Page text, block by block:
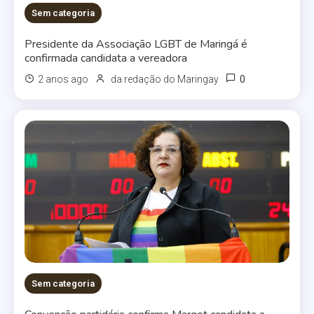
Sem categoria
Presidente da Associação LGBT de Maringá é
confirmada candidata a vereadora
2 anos ago da redação do Maringay 0
Sem categoria